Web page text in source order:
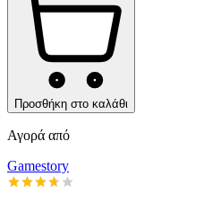
Προσθήκη στο καλάθι
Αγορά από
Gamestory